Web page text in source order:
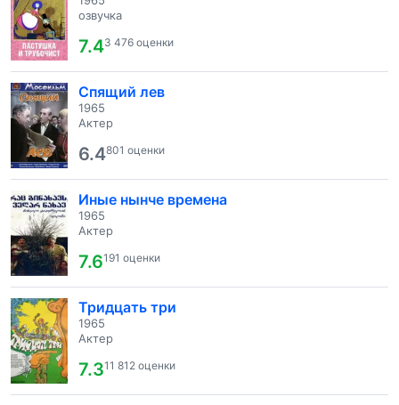
озвучка
7.43 476 оценки
Спящий лев
1965
Актер
6.4801 оценки
Иные нынче времена
1965
Актер
7.6191 оценки
Тридцать три
1965
Актер
7.311 812 оценки